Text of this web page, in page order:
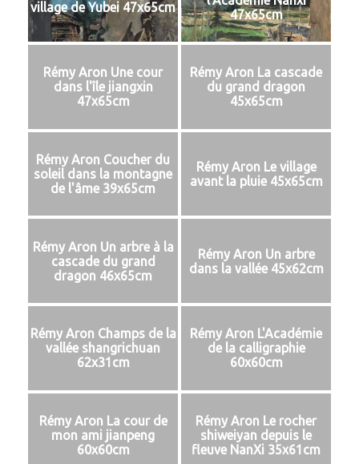
village de Yubei 47x65cm
47x65cm
Rémy Aron Une cour
dans l'île jiangxin
47x65cm
Rémy Aron La cascade
du grand dragon
45x65cm
Rémy Aron Coucher du
soleil dans la montagne
de l'âme 39x65cm
Rémy Aron Le village
avant la pluie 45x65cm
Rémy Aron Un arbre à la
cascade du grand
dragon 46x65cm
Rémy Aron Un arbre
dans la vallée 45x62cm
Rémy Aron Champs de la
vallée shangrichuan
62x31cm
Rémy Aron L'Académie
de la calligraphie
60x60cm
Rémy Aron La cour de
mon ami jianpeng
60x60cm
Rémy Aron Le rocher
shiweiyan depuis le
fleuve NanXi 35x61cm